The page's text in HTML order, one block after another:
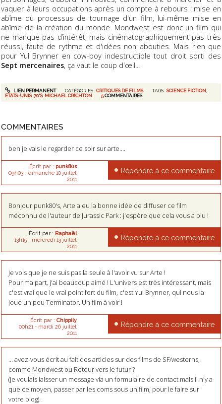
vaquer à leurs occupations après un compte à rebours : mise en
abîme du processus de tournage d'un film, lui-même mise en
abîme de la création du monde. Mondwest est donc un film qui
ne manque pas d’intérêt, mais cinématographiquement pas très
réussi, faute de rythme et d'idées non abouties. Mais rien que
pour Yul Brynner en cow-boy indestructible tout droit sorti des
Sept mercenaires, ça vaut le coup d'œil...
LIEN PERMANENT CATÉGORIES :CRITIQUES DE FILMS TAGS :SCIENCE FICTION
ÉTATS-UNIS,70'S, MICHAEL CRICHTON 5COMMENTAIRES
COMMENTAIRES
ben je vais le regarder ce soir sur arte....
Écrit par : punk80s
09h03- dimanche 10 juillet
2011
Répondre à ce commentaire
Bonjour punk80's, Arte a eu la bonne idée de diffuser ce film
méconnu de l'auteur de Jurassic Park : j'espère que cela vous a plu !
Écrit par : Raphaël
13h15- mercredi 13 juillet
2011
Répondre à ce commentaire
Je vois que je ne suis pas la seule à l'avoir vu sur Arte !
Pour ma part, j'ai beaucoup aimé ! L'univers est très intéressant, mais
c'est vrai que le vrai point fort du film, c'est Yul Brynner, qui nous la
joue un peu Terminator. Un film à voir !
Écrit par : Chippily
00h21 - mardi 26 juillet
2011
Répondre à ce commentaire
... avez-vous écrit au fait des articles sur des films de SF/westerns,
comme Mondwest ou Retour vers le futur ?
(je voulais laisser un message via un formulaire de contact mais il n'y a
que ce moyen, passer par les coms sous un film, pour le faire sur
votre blog).